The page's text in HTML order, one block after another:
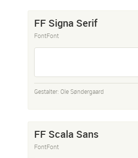
FF Signa Serif
FontFont
Gestalter: Ole Søndergaard
FF Scala Sans
FontFont